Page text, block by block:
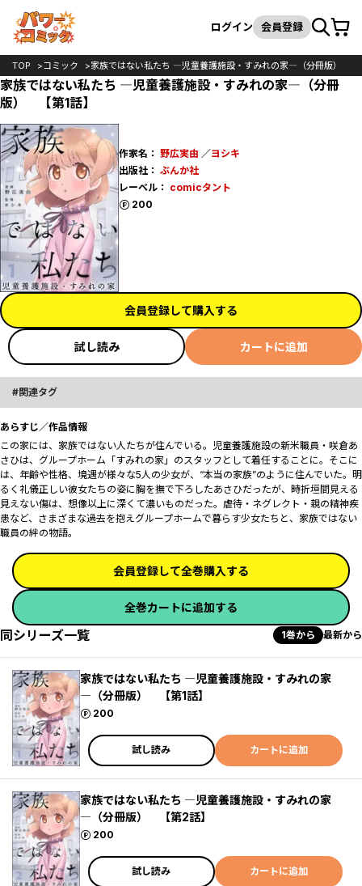
検索
ログイン 会員登録カート
TOP コミック 家族ではない私たち ―児童養護施設・すみれの家―（分冊版）
家族ではない私たち ―児童養護施設・すみれの家―（分冊
版） 【第1話】
作家名： 野広実由 ／ヨシキ
出版社： ぶんか社
レーベル： comicタント
200
ポイント
会員登録して購入する
試し読み カートに追加
関連タグ
あらすじ／作品情報
――この家には、家族ではない人たちが住んでいる。児童養護施設の新米職員・咲倉あ
さひは、グループホーム「すみれの家」のスタッフとして着任することに。そこに
は、年齢や性格、境遇が様々な5人の少女が、“本当の家族”のように住んでいた。明
るく礼儀正しい彼女たちの姿に胸を撫で下ろしたあさひだったが、時折垣間見える
見えない傷は、想像以上に深くて濃いものだった。虐待・ネグレクト・親の精神疾
患など、さまざまな過去を抱えグループホームで暮らす少女たちと、家族ではない
職員の絆の物語。
会員登録して全巻購入する
全巻カートに追加する
同シリーズ一覧 1巻から 最新から
家族ではない私たち ―児童養護施設・すみれの家
―（分冊版） 【第1話】
200
ポイント
試し読み カートに追加
家族ではない私たち ―児童養護施設・すみれの家
―（分冊版） 【第2話】
200
ポイント
試し読み カートに追加